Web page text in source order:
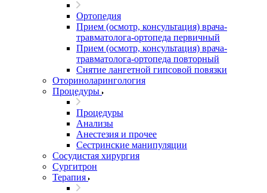
Ортопедия
Прием (осмотр, консультация) врача-
травматолога-ортопеда первичный
Прием (осмотр, консультация) врача-
травматолога-ортопеда повторный
Снятие лангетной гипсовой повязки
Оториноларингология
Процедуры
Процедуры
Анализы
Анестезия и прочее
Сестринские манипуляции
Сосудистая хирургия
Сургитрон
Терапия